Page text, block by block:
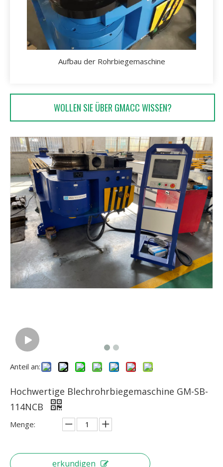
Aufbau der Rohrbiegemaschine
WOLLEN SIE ÜBER GMACC WISSEN?
Anteil an:
Hochwertige Blechrohrbiegemaschine GM-SB-
114NCB
Menge:
erkundigen